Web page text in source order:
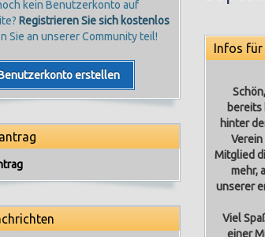
kein Benutzerkonto auf
Registrieren Sie sich kostenlos
Sie an unserer Community teil!
erstellen
Infos für
bereits
hinter
Mitglied
mehr,
unserer
Viel
einer